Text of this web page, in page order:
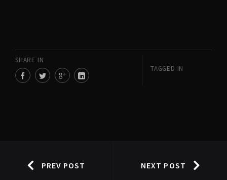
SHARE IN
TAGGED IN
PREV POST NEXT POST